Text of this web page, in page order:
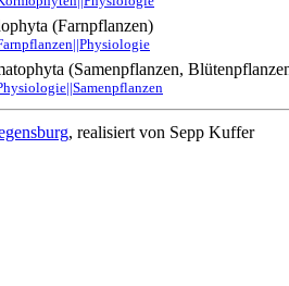
(Farnpflanzen)
(Samenpflanzen,
, realisiert von Sepp Kuffer